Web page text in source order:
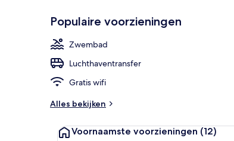
Populaire voorzieningen
Zwembad
Luchthaventransfer
Gratis wifi
Alles bekijken
Voornaamste voorzieningen (12)